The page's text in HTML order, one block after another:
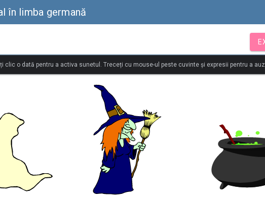
în limba germană
clic o dată pentru a activa sunetul. Treceți cu mouse-ul peste cuvinte și expresii pentru a